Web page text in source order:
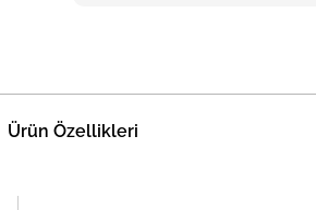
Ürün Özellikleri